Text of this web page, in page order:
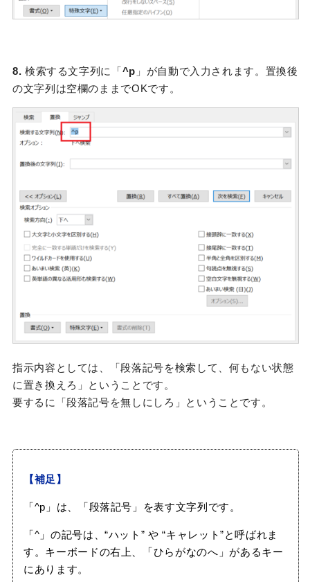
8. 検索する文字列に「 ^p 」が自動で入力されます。置換後
の文字列は空欄のままでOKです。
指示内容としては、「段落記号を検索して、何もない状態
に置き換えろ」ということです。
要するに「段落記号を無しにしろ」ということです。
【補足】
「^p」は、「段落記号」を表す文字列です。
「^」の記号は、“ハット” や “キャレット”と呼ばれま
す。キーボードの右上、「ひらがなのへ」があるキー
にあります。